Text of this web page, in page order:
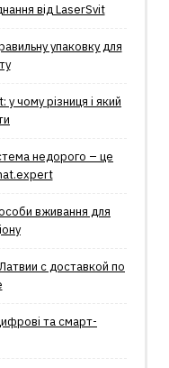
від LaserSvit
упаковку для
чому різниця і який
недорого – це
вживання для
с доставкой по
та смарт-